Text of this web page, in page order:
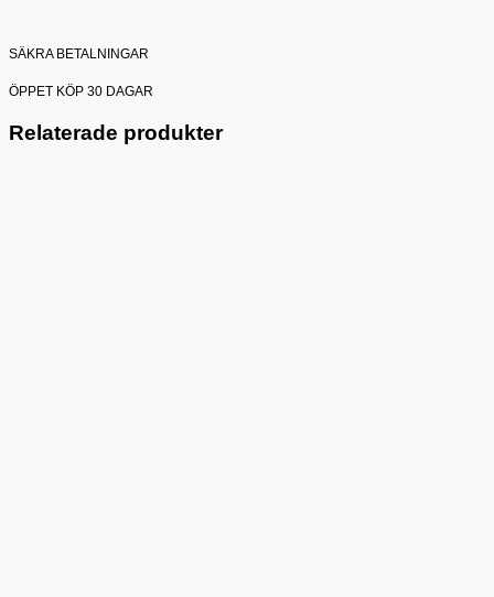
SÄKRA BETALNINGAR
ÖPPET KÖP 30 DAGAR
Relaterade produkter